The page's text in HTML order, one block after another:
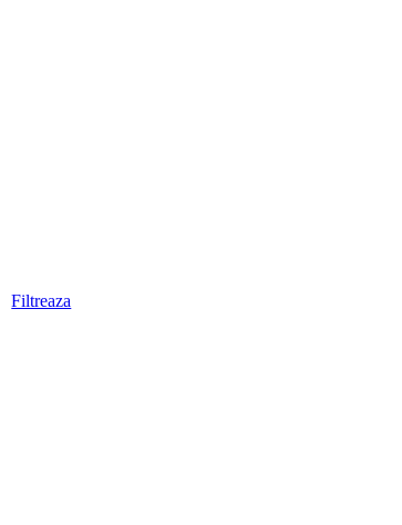
Filtreaza